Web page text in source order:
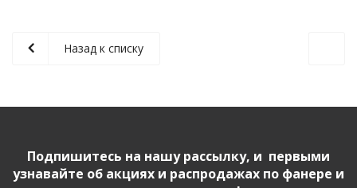
Назад к списку
Подпишитесь на нашу рассылку, и первыми
узнавайте об акциях и распродажах по фанере и